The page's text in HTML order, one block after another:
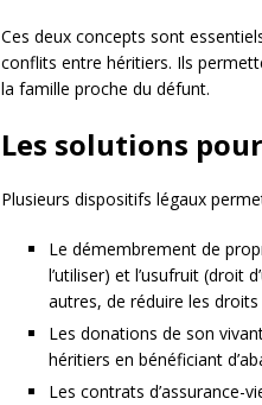
Ces deux concepts sont
conflits entre héritiers. Ils
la famille proche du défunt.
Les solutions
Plusieurs dispositifs légaux
Le démembrement de
l’utiliser) et l’usufruit (droit
autres, de réduire les droits
Les donations de son
héritiers en bénéficiant
Les contrats d’assurance-